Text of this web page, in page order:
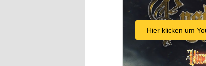
Hier klicken um